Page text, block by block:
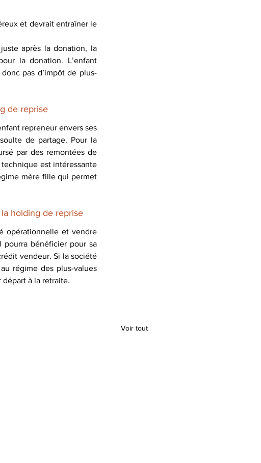
et devrait entraîner le
après la donation, la
la donation. L’enfant
pas d’impôt de plus-
de reprise
repreneur envers ses
de partage. Pour la
par des remontées de
est intéressante
mère fille qui permet
holding de reprise
opérationnelle et vendre
pourra bénéficier pour sa
vendeur. Si la société
régime des plus-values
à la retraite.
Voir tout